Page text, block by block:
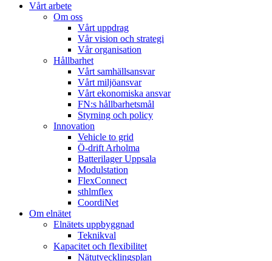
Vårt arbete
Om oss
Vårt uppdrag
Vår vision och strategi
Vår organisation
Hållbarhet
Vårt samhällsansvar
Vårt miljöansvar
Vårt ekonomiska ansvar
FN:s hållbarhetsmål
Styrning och policy
Innovation
Vehicle to grid
Ö-drift Arholma
Batterilager Uppsala
Modulstation
FlexConnect
sthlmflex
CoordiNet
Om elnätet
Elnätets uppbyggnad
Teknikval
Kapacitet och flexibilitet
Nätutvecklingsplan